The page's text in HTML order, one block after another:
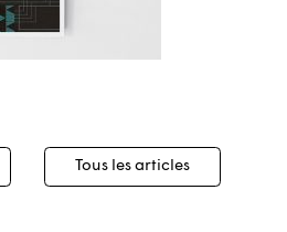
Tous les articles